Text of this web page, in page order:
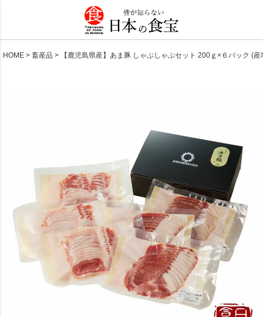
HOME 畜産品 【鹿児島県産】あま豚 しゃぶしゃぶセット 200ｇ×６パック (